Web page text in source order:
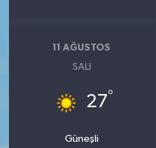
11 AĞUSTOS
SALI
27°
Güneşli